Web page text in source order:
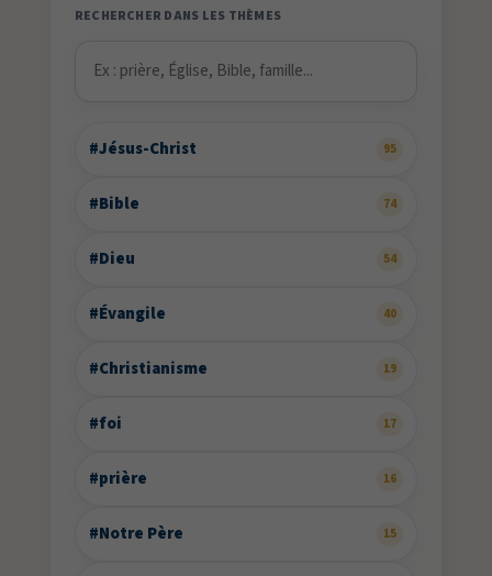
RECHERCHER DANS LES THÈMES
#Jésus-Christ 95
#Bible 74
#Dieu 54
#Évangile 40
#Christianisme 19
#foi 17
#prière 16
#Notre Père 15